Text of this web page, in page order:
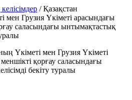
/Қазақстан
мен Грузия Үкіметі арасындағы
саласындағы ынтымақтастық
Үкіметі мен Грузия Үкіметі
қорғау саласындағы
бекіту туралы